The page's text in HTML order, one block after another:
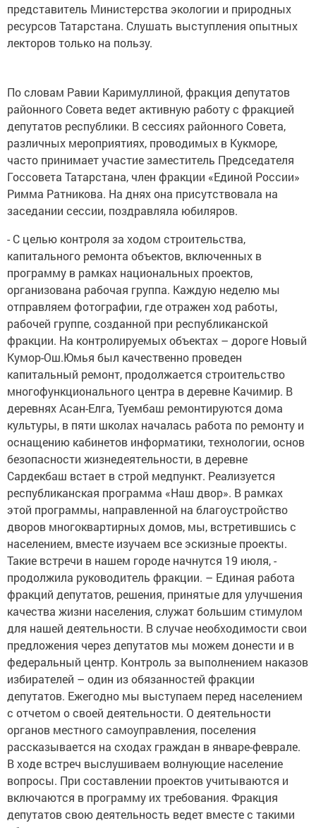
представитель Министерства экологии и природных
ресурсов Татарстана. Слушать выступления опытных
лекторов только на пользу.
По словам Равии Каримуллиной, фракция депутатов
районного Совета ведет активную работу с фракцией
депутатов республики. В сессиях районного Совета,
различных мероприятиях, проводимых в Кукморе,
часто принимает участие заместитель Председателя
Госсовета Татарстана, член фракции «Единой России»
Римма Ратникова. На днях она присутствовала на
заседании сессии, поздравляла юбиляров.
- С целью контроля за ходом строительства,
капитального ремонта объектов, включенных в
программу в рамках национальных проектов,
организована рабочая группа. Каждую неделю мы
отправляем фотографии, где отражен ход работы,
рабочей группе, созданной при республиканской
фракции. На контролируемых объектах – дороге Новый
Кумор-Ош.Юмья был качественно проведен
капитальный ремонт, продолжается строительство
многофункционального центра в деревне Качимир. В
деревнях Асан-Елга, Туембаш ремонтируются дома
культуры, в пяти школах началась работа по ремонту и
оснащению кабинетов информатики, технологии, основ
безопасности жизнедеятельности, в деревне
Сардекбаш встает в строй медпункт. Реализуется
республиканская программа «Наш двор». В рамках
этой программы, направленной на благоустройство
дворов многоквартирных домов, мы, встретившись с
населением, вместе изучаем все эскизные проекты.
Такие встречи в нашем городе начнутся 19 июля, -
продолжила руководитель фракции. – Единая работа
фракций депутатов, решения, принятые для улучшения
качества жизни населения, служат большим стимулом
для нашей деятельности. В случае необходимости свои
предложения через депутатов мы можем донести и в
федеральный центр. Контроль за выполнением наказов
избирателей – один из обязанностей фракции
депутатов. Ежегодно мы выступаем перед населением
с отчетом о своей деятельности. О деятельности
органов местного самоуправления, поселения
рассказывается на сходах граждан в январе-феврале.
В ходе встреч выслушиваем волнующие население
вопросы. При составлении проектов учитываются и
включаются в программу их требования. Фракция
депутатов свою деятельность ведет вместе с такими